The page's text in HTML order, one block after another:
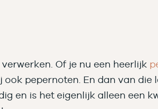
Of je nu een heerlijk
pepernoten. En dan van die
en is het eigenlijk alleen een